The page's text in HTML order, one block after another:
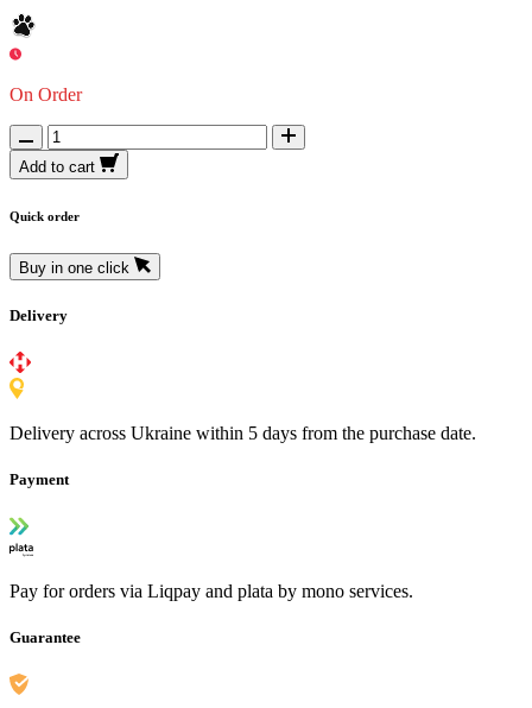
On Order
Add to cart
Quick order
Buy in one click
Delivery
Delivery across Ukraine within 5 days from the purchase date.
Payment
Pay for orders via Liqpay and plata by mono services.
Guarantee